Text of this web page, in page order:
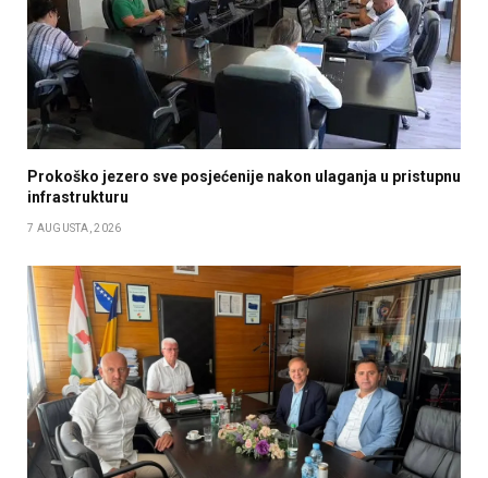
Prokoško jezero sve posjećenije nakon ulaganja u pristupnu
infrastrukturu
7 AUGUSTA, 2026